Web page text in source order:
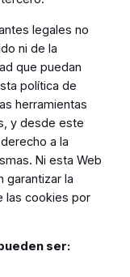
legales no
ni de la
que puedan
política de
herramientas
y desde este
a la
Ni esta Web
garantizar la
las cookies por
ser: